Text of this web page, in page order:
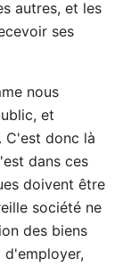
autres, et les
ses
nous
et
C'est donc là
dans ces
doivent être
société ne
des biens